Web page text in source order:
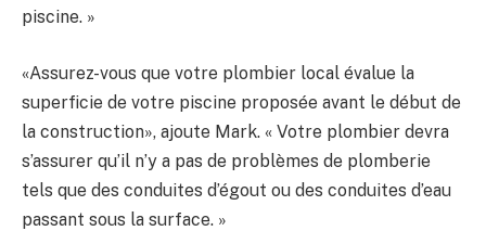
piscine. »
«Assurez-vous que votre plombier local évalue la
superficie de votre piscine proposée avant le début de
la construction», ajoute Mark. « Votre plombier devra
s’assurer qu’il n’y a pas de problèmes de plomberie
tels que des conduites d’égout ou des conduites d’eau
passant sous la surface. »